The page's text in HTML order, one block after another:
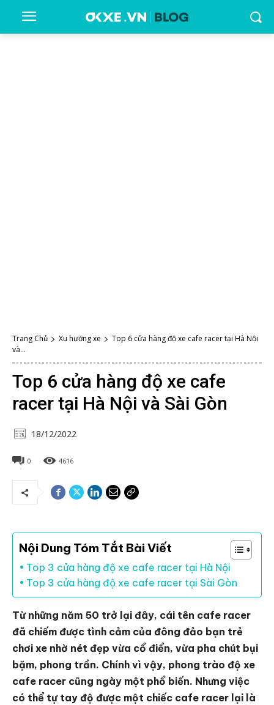
Trang Chủ Xu hướng xe
Top 6 cửa hàng độ xe cafe racer tại Hà Nội
và...
Top 6 cửa hàng độ xe cafe
racer tại Hà Nội và Sài Gòn
18/12/2022
0 4616
Nội Dung Tóm Tắt Bài Viết
Top 3 cửa hàng độ xe cafe racer tại Hà Nội
Top 3 cửa hàng độ xe cafe racer tại Sài Gòn
Từ những năm 50 trở lại đây, cái tên cafe racer
đã chiếm được tình cảm của đông đảo bạn trẻ
chơi xe nhờ nét đẹp vừa cổ điển, vừa pha chút bụi
bặm, phong trần. Chính vì vậy, phong trào độ xe
cafe racer cũng ngày một phổ biến. Nhưng việc
có thể tự tay độ được một chiếc cafe racer lại là